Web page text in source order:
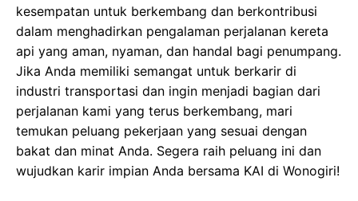
kesempatan untuk berkembang dan berkontribusi
dalam menghadirkan pengalaman perjalanan kereta
api yang aman, nyaman, dan handal bagi penumpang.
Jika Anda memiliki semangat untuk berkarir di
industri transportasi dan ingin menjadi bagian dari
perjalanan kami yang terus berkembang, mari
temukan peluang pekerjaan yang sesuai dengan
bakat dan minat Anda. Segera raih peluang ini dan
wujudkan karir impian Anda bersama KAI di Wonogiri!